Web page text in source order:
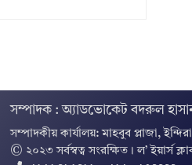
সম্পাদক : অ্যাডভোকেট বদরুল
সম্পাদকীয় কার্যালয়: মাহবুব প্লাজা,
© ২০২৩ সর্বস্বত্ব সংরক্ষিত । ল’ ইয়ার্স